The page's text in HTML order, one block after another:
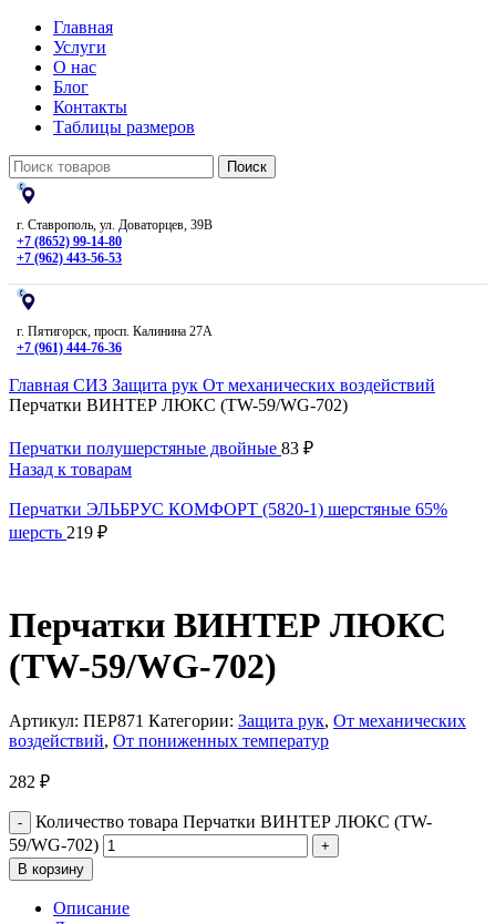
Главная
Услуги
О нас
Блог
Контакты
Таблицы размеров
Поиск
г. Ставрополь, ул. Доваторцев, 39В
+7 (8652) 99-14-80
+7 (962) 443-56-53
г. Пятигорск, просп. Калинина 27А
+7 (961) 444-76-36
Главная СИЗ Защита рук От механических воздействий
Перчатки ВИНТЕР ЛЮКС (TW-59/WG-702)
Перчатки полушерстяные двойные 83 ₽
Назад к товарам
Перчатки ЭЛЬБРУС КОМФОРТ (5820-1) шерстяные 65%
шерсть 219 ₽
Перчатки ВИНТЕР ЛЮКС
(TW-59/WG-702)
Артикул: ПЕР871 Категории: Защита рук, От механических
воздействий, От пониженных температур
282 ₽
Количество товара Перчатки ВИНТЕР ЛЮКС (TW-
59/WG-702)
В корзину
Описание